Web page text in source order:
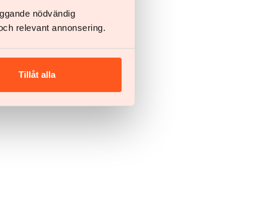
nödvändig
relevant annonsering.
Tillåt alla